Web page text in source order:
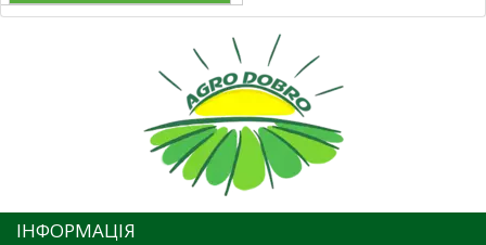
ІНФОРМАЦІЯ